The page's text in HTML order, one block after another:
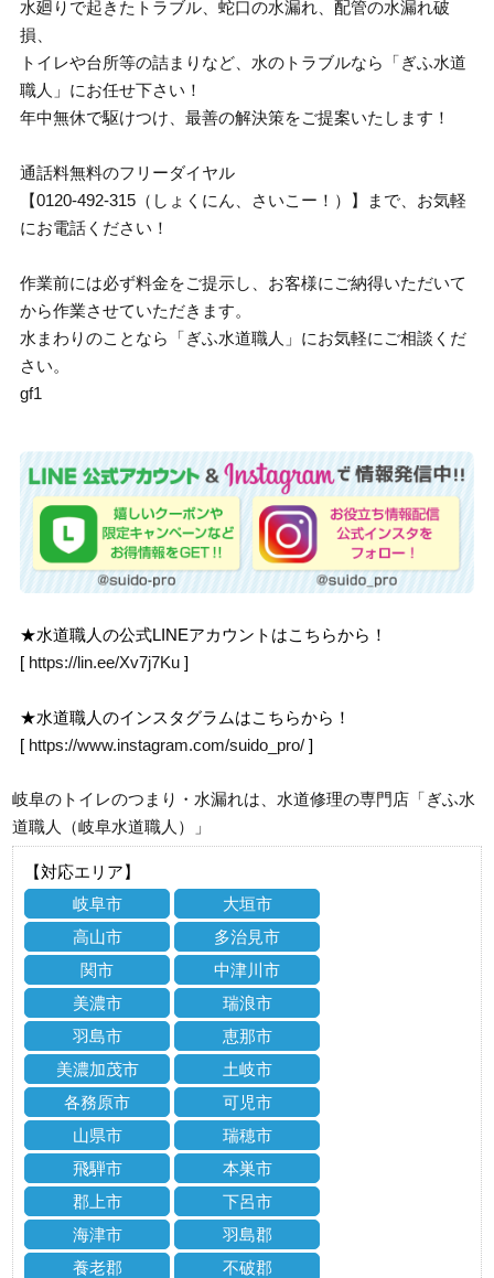
水廻りで起きたトラブル、蛇口の水漏れ、配管の水漏れ破
損、
トイレや台所等の詰まりなど、水のトラブルなら「ぎふ水道
職人」にお任せ下さい！
年中無休で駆けつけ、最善の解決策をご提案いたします！
通話料無料のフリーダイヤル
【0120-492-315（しょくにん、さいこー！）】まで、お気軽
にお電話ください！
作業前には必ず料金をご提示し、お客様にご納得いただいて
から作業させていただきます。
水まわりのことなら「ぎふ水道職人」にお気軽にご相談くだ
さい。
gf1
★水道職人の公式LINEアカウントはこちらから！
[ https://lin.ee/Xv7j7Ku ]
★水道職人のインスタグラムはこちらから！
[ https://www.instagram.com/suido_pro/ ]
岐阜のトイレのつまり・水漏れは、水道修理の専門店「ぎふ水
道職人（岐阜水道職人）」
【対応エリア】
岐阜市
大垣市
高山市
多治見市
関市
中津川市
美濃市
瑞浪市
羽島市
恵那市
美濃加茂市
土岐市
各務原市
可児市
山県市
瑞穂市
飛騨市
本巣市
郡上市
下呂市
海津市
羽島郡
養老郡
不破郡